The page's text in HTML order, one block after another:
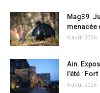
Mag39.
menacée
6 août 2026
Ain.
l’été :
6 août 2026